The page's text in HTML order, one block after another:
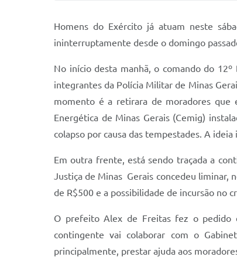
Homens do Exército já atuam neste
ininterruptamente desde o domingo
No início desta manhã, o comando do
integrantes da Polícia Militar de Minas
momento é a retirara de moradores que
Energética de Minas Gerais (Cemig)
colapso por causa das tempestades. A
Em outra frente, está sendo traçada a
Justiça de Minas Gerais concedeu liminar,
de R$500 e a possibilidade de incursão no
O prefeito Alex de Freitas fez o pedido
contingente vai colaborar com o
principalmente, prestar ajuda aos